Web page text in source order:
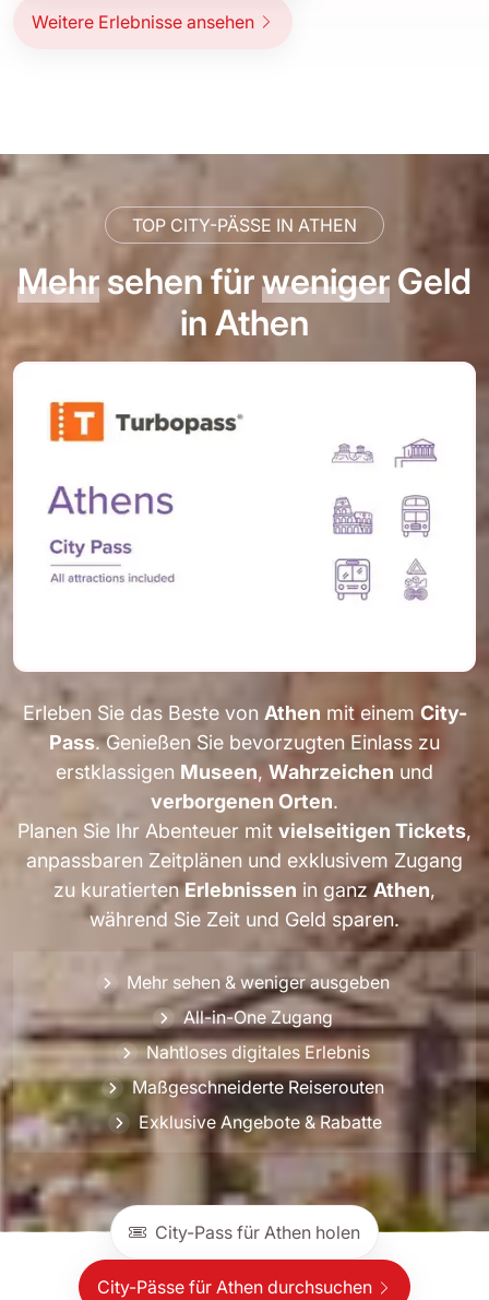
Weitere Erlebnisse ansehen
TOP CITY-PÄSSE IN ATHEN
Mehr sehen fürweniger Geld
in Athen
Erleben Sie das Beste von Athen mit einem City-
Pass. Genießen Sie bevorzugten Einlass zu
erstklassigen Museen, Wahrzeichen und
verborgenen Orten.
Planen Sie Ihr Abenteuer mit vielseitigen Tickets,
anpassbaren Zeitplänen und exklusivem Zugang
zu kuratiertenErlebnissen in ganz Athen,
während Sie Zeit und Geld sparen.
Mehr sehen & weniger ausgeben
All-in-One Zugang
Nahtloses digitales Erlebnis
Maßgeschneiderte Reiserouten
Exklusive Angebote & Rabatte
City-Pass für Athen holen
City-Pässe für Athen durchsuchen